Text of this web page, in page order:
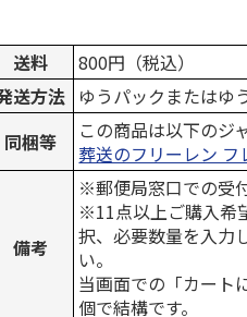
送料
800円（税込）
送方法 ゆうパックまたはゆ
同梱等
この商品は以下のジ
葬送のフリーレン
備考
※郵便局窓口での受
※11点以上ご購入希
択、必要数量を入力
い。
当画面での「カート
個で結構です。